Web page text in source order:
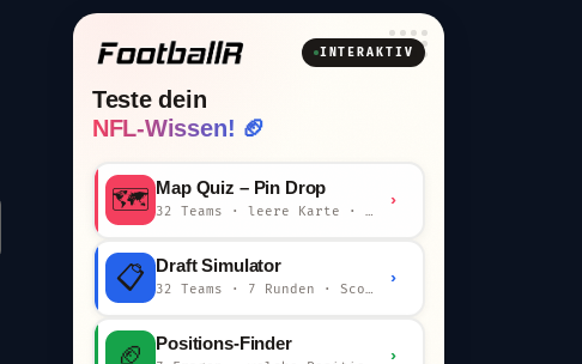
INTERAKTIV
Teste dein
NFL-Wissen! 🏈
🗺️ Map Quiz – Pin Drop
32 Teams · leere Karte · km-Wertung
›
📋 Draft Simulator
32 Teams · 7 Runden · Scout-Kommentar
›
🏈 Positions-Finder
›